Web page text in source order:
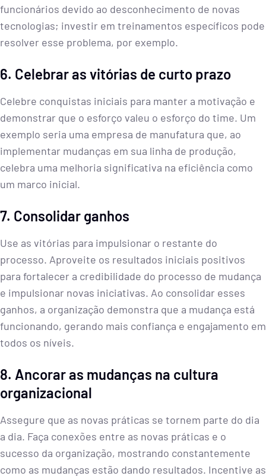
funcionários devido ao desconhecimento de novas
tecnologias; investir em treinamentos específicos pode
resolver esse problema, por exemplo.
6. Celebrar as vitórias de curto prazo
Celebre conquistas iniciais para manter a motivação e
demonstrar que o esforço valeu o esforço do time. Um
exemplo seria uma empresa de manufatura que, ao
implementar mudanças em sua linha de produção,
celebra uma melhoria significativa na eficiência como
um marco inicial.
7. Consolidar ganhos
Use as vitórias para impulsionar o restante do
processo. Aproveite os resultados iniciais positivos
para fortalecer a credibilidade do processo de mudança
e impulsionar novas iniciativas. Ao consolidar esses
ganhos, a organização demonstra que a mudança está
funcionando, gerando mais confiança e engajamento em
todos os níveis.
8. Ancorar as mudanças na cultura
organizacional
Assegure que as novas práticas se tornem parte do dia
a dia. Faça conexões entre as novas práticas e o
sucesso da organização, mostrando constantemente
como as mudanças estão dando resultados. Incentive as